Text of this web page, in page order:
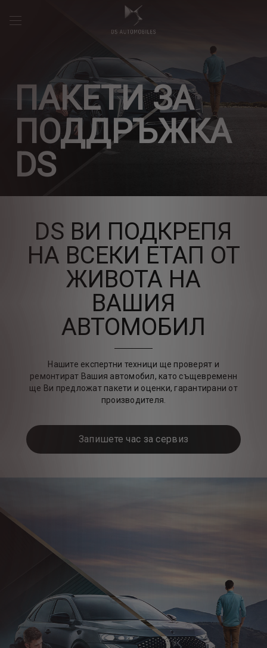
ПАКЕТИ ЗА
ПОДДРЪЖКА
DS
DS ВИ ПОДКРЕПЯ
НА ВСЕКИ ЕТАП ОТ
ЖИВОТА НА
ВАШИЯ
АВТОМОБИЛ
Нашите експертни техници ще проверят и
ремонтират Вашия автомобил, като същевременн
ще Ви предложат пакети и оценки, гарантирани от
производителя.
Запишете час за сервиз